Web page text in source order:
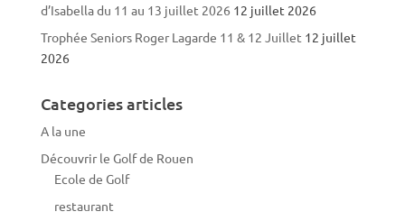
d’Isabella du 11 au 13 juillet 2026 12 juillet 2026
Trophée Seniors Roger Lagarde 11 & 12 Juillet 12 juillet
2026
Categories articles
A la une
Découvrir le Golf de Rouen
Ecole de Golf
restaurant